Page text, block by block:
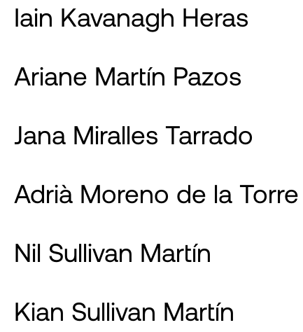
Iain Kavanagh Heras
Ariane Martín Pazos
Jana Miralles Tarrado
Adrià Moreno de la Torre
Nil Sullivan Martín
Kian Sullivan Martín